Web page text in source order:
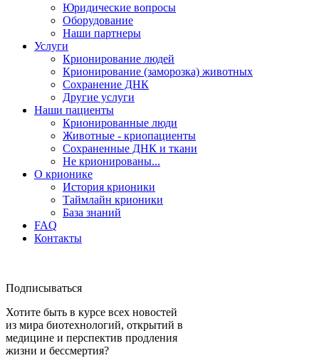
Юридические вопросы
Оборудование
Наши партнеры
Услуги
Крионирование людей
Крионирование (заморозка) животных
Сохранение ДНК
Другие услуги
Наши пациенты
Крионированные люди
Животные - криопациенты
Сохраненные ДНК и ткани
Не крионированы...
О крионике
История крионики
Таймлайн крионики
База знаний
FAQ
Контакты
Подписываться
Хотите быть в курсе всех новостей
из мира биотехнологий, открытий в
медицине и перспектив продления
жизни и бессмертия?